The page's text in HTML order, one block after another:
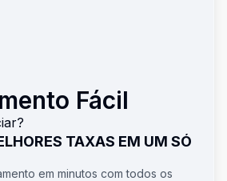
Fácil
TAXAS EM UM SÓ
em minutos com todos os